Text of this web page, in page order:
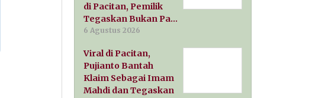
di Pacitan, Pemilik
Tegaskan Bukan Pa…
6 Agustus 2026
Viral di Pacitan,
Pujianto Bantah
Klaim Sebagai Imam
Mahdi dan Tegaskan